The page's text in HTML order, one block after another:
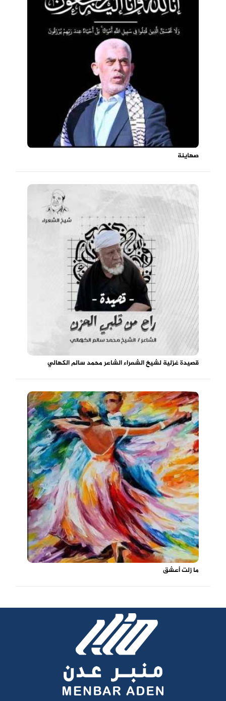
صهاينة
قصيدة غزلية لشيخ الشعراء الشاعر محمد سالم الكهالي
ما زلت أعشق